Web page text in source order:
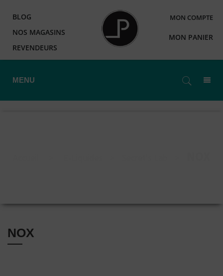
BLOG
NOS MAGASINS
REVENDEURS
MON COMPTE
MON PANIER
MENU
NOX